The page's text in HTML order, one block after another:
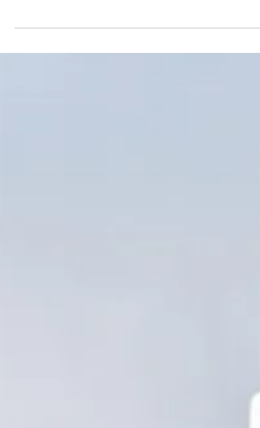
sisäilman epäpuhtauksien lisääntyessä.